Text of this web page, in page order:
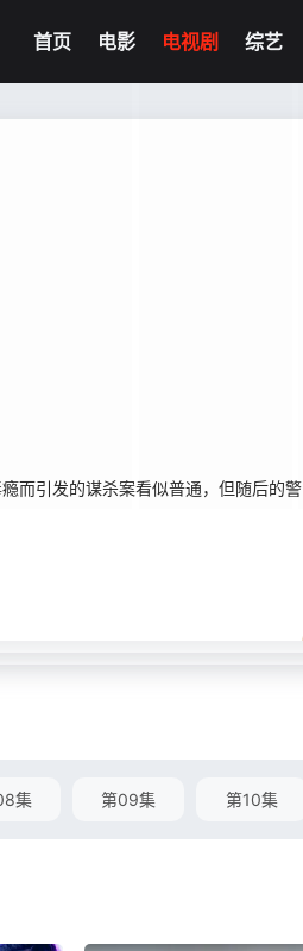
首页 电影 电视剧 综艺
而引发的谋杀案看似普通，但随后的警
集 第09集 第10集